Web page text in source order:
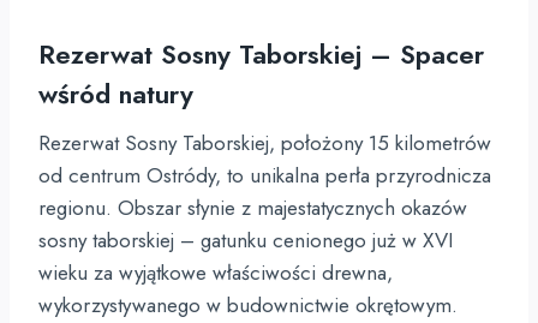
Rezerwat Sosny Taborskiej – Spacer
wśród natury
Rezerwat Sosny Taborskiej, położony 15 kilometrów
od centrum Ostródy, to unikalna perła przyrodnicza
regionu. Obszar słynie z majestatycznych okazów
sosny taborskiej – gatunku cenionego już w XVI
wieku za wyjątkowe właściwości drewna,
wykorzystywanego w budownictwie okrętowym.